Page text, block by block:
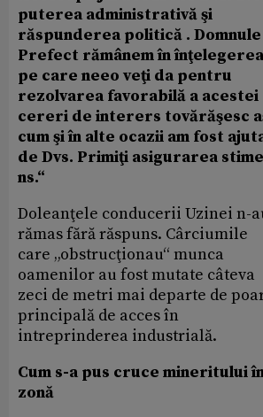
puterea administrativă şi
răspunderea politică . Domnule
Prefect rămânem în înţelegerea
pe care neeo veţi da pentru
rezolvarea favorabilă a acestei
cereri de interers tovărăşesc
cum şi în alte ocazii am fost
de Dvs. Primiţi asigurarea
ns.“
Doleanţele conducerii Uzinei n-
rămas fără răspuns. Cârciumile
care „obstrucţionau“ munca
oamenilor au fost mutate câteva
zeci de metri mai departe de
principală de acces în
intreprinderea industrială.
Cum s-a pus cruce mineritului
zonă